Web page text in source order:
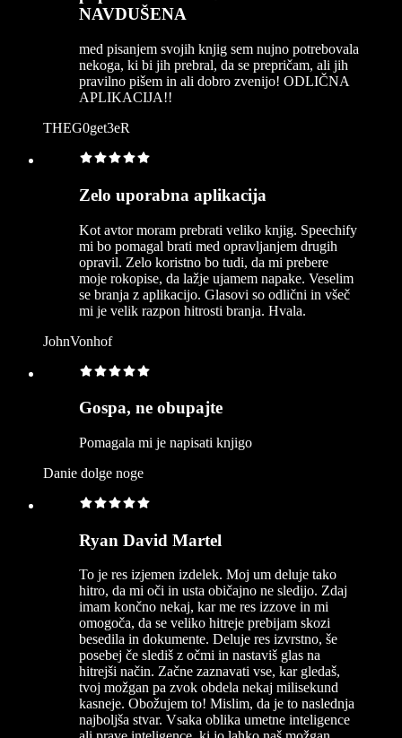
NAVDUŠENA
med pisanjem svojih knjig sem nujno potrebovala
nekoga, ki bi jih prebral, da se prepričam, ali jih
pravilno pišem in ali dobro zvenijo! ODLIČNA
APLIKACIJA!!
THEG0get3eR
Zelo uporabna aplikacija
Kot avtor moram prebrati veliko knjig. Speechify
mi bo pomagal brati med opravljanjem drugih
opravil. Zelo koristno bo tudi, da mi prebere
moje rokopise, da lažje ujamem napake. Veselim
se branja z aplikacijo. Glasovi so odlični in všeč
mi je velik razpon hitrosti branja. Hvala.
JohnVonhof
Gospa, ne obupajte
Pomagala mi je napisati knjigo
Danie dolge noge
Ryan David Martel
To je res izjemen izdelek. Moj um deluje tako
hitro, da mi oči in usta običajno ne sledijo. Zdaj
imam končno nekaj, kar me res izzove in mi
omogoča, da se veliko hitreje prebijam skozi
besedila in dokumente. Deluje res izvrstno, še
posebej če slediš z očmi in nastaviš glas na
hitrejši način. Začne zaznavati vse, kar gledaš,
tvoj možgan pa zvok obdela nekaj milisekund
kasneje. Obožujem to! Mislim, da je to naslednja
najboljša stvar. Vsaka oblika umetne inteligence